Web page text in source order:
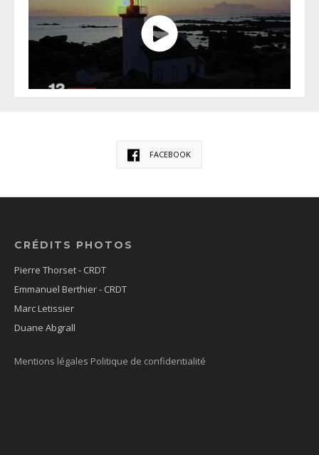
FACEBOOK
CRÉDITS PHOTOS
Pierre Thorset - CRDT
Emmanuel Berthier - CRDT
Marc Letissier
Duane Abgrall
Mentions légales Politique de confidentialité